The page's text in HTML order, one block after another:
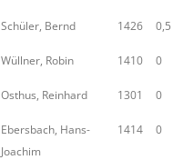
Schüler, Bernd 1426 0,5
Wüllner, Robin 1410 0
Osthus, Reinhard 1301 0
Ebersbach, Hans-
Joachim
1414 0